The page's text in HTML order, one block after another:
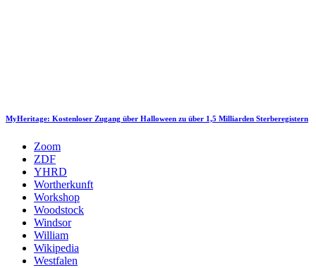
MyHeritage: Kostenloser Zugang über Halloween zu über 1,5 Milliarden Sterberegistern
Zoom
ZDF
YHRD
Wortherkunft
Workshop
Woodstock
Windsor
William
Wikipedia
Westfalen